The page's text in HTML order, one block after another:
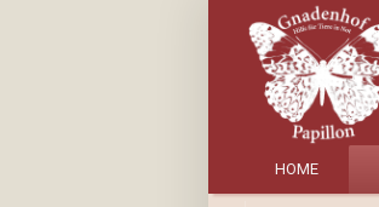
HOME